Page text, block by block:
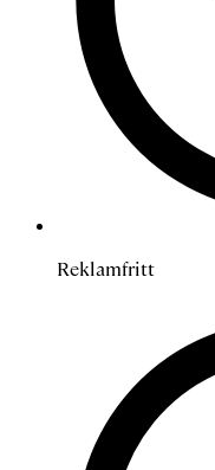
Reklamfritt